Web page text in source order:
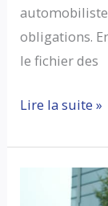
obligations.
le fichier des
Vignette
auto
obligatoire
Lire la suite »